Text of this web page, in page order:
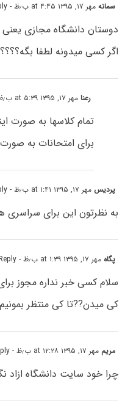
سمانهمهر ۱۷, ۱۳۹۵ at ۴:۴۵ ب٫ظ - Reply
دوستان دانشگاه مجازی
اگر کسی میدونه لطفا
رعنامهر ۱۷, ۱۳۹۵ at ۵:۳۹ ب٫ظ
تمام کلاسها به صورت
برای امتحانات به
پردیس مهر ۱۷, ۱۳۹۵ at ۱:۴۱ ب٫ظ - Reply
به نظرتون این برای سراسری
پگاه مهر ۱۷, ۱۳۹۵ at ۱:۳۹ ب٫ظ - Reply
سلام کسی خبر نداره مجوز
کی میدن??تا کی منتظر
مریم مهر ۱۷, ۱۳۹۵ at ۱۲:۲۸ ب٫ظ - Reply
چرا خود سایت دانشگاه ازاد